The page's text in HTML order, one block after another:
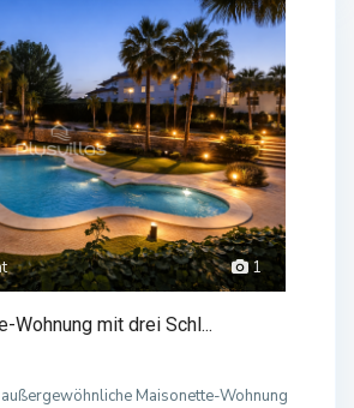
1
Wohnung mit drei Schl...
außergewöhnliche Maisonette-Wohnung